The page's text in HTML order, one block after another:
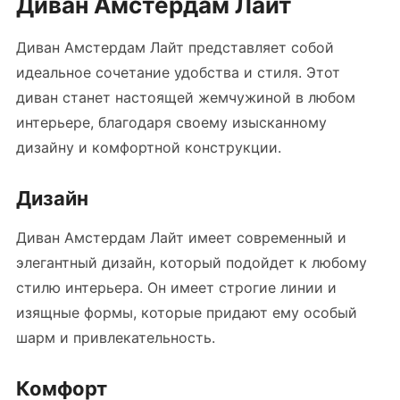
Диван Амстердам Лайт представляет собой
идеальное сочетание удобства и стиля. Этот
диван станет настоящей жемчужиной в любом
интерьере, благодаря своему изысканному
дизайну и комфортной конструкции.
Дизайн
Диван Амстердам Лайт имеет современный и
элегантный дизайн, который подойдет к любому
стилю интерьера. Он имеет строгие линии и
изящные формы, которые придают ему особый
шарм и привлекательность.
Комфорт